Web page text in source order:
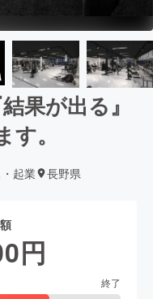
果が出る』
。
起業 長野県
円
終了